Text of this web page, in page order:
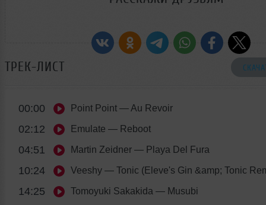
ТРЕК-ЛИСТ
00:00 Point Point — Au Revoir
02:12 Emulate — Reboot
04:51 Martin Zeidner — Playa Del Fura
10:24 Veeshy — Tonic (Eleve's Gin &amp; Tonic
14:25 Tomoyuki Sakakida — Musubi